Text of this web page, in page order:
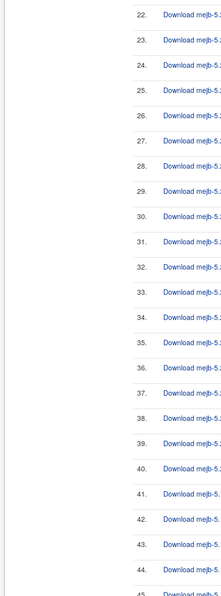
22. Download mejb-
23. Download mejb-
24. Download mejb-
25. Download mejb-
26. Download mejb-
27. Download mejb-
28. Download mejb-
29. Download mejb-
30. Download mejb-
31. Download mejb-
32. Download mejb-
33. Download mejb-
34. Download mejb-
35. Download mejb-
36. Download mejb-
37. Download mejb-
38. Download mejb-
39. Download mejb-
40. Download mejb-
41. Download mejb-
42. Download mejb-
43. Download mejb-
44. Download mejb-